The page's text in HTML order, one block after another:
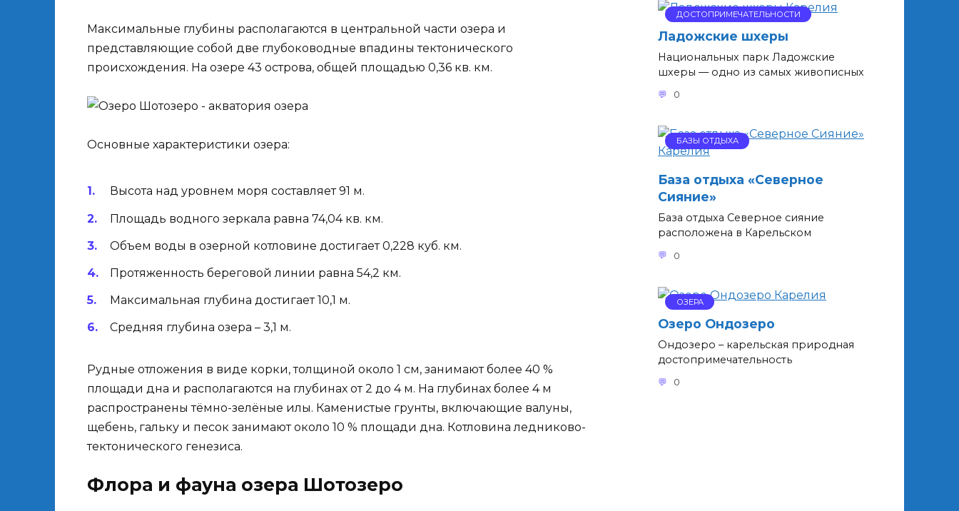
Максимальные глубины располагаются в центральной части озера и
представляющие собой две глубоководные впадины тектонического
происхождения. На озере 43 острова, общей площадью 0,36 кв. км.
Основные характеристики озера:
Высота над уровнем моря составляет 91 м.
Площадь водного зеркала равна 74,04 кв. км.
Объем воды в озерной котловине достигает 0,228 куб. км.
Протяженность береговой линии равна 54,2 км.
Максимальная глубина достигает 10,1 м.
Средняя глубина озера – 3,1 м.
Рудные отложения в виде корки, толщиной около 1 см, занимают более 40 %
площади дна и располагаются на глубинах от 2 до 4 м. На глубинах более 4 м
распространены тёмно-зелёные илы. Каменистые грунты, включающие валуны,
щебень, гальку и песок занимают около 10 % площади дна. Котловина ледниково-
тектонического генезиса.
Флора и фауна озера Шотозеро
ДОСТОПРИМЕЧАТЕЛЬНОСТИ
Ладожские шхеры
Национальных парк Ладожские
шхеры — одно из самых живописных
0
БАЗЫ ОТДЫХА
База отдыха «Северное
Сияние»
База отдыха Северное сияние
расположена в Карельском
0
ОЗЕРА
Озеро Ондозеро
Ондозеро – карельская природная
достопримечательность
0